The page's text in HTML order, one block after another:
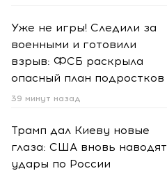
Уже не игры! Следили за
военными и готовили
взрыв: ФСБ раскрыла
опасный план подростков
39 минут назад
Трамп дал Киеву новые
глаза: США вновь наводят
удары по России